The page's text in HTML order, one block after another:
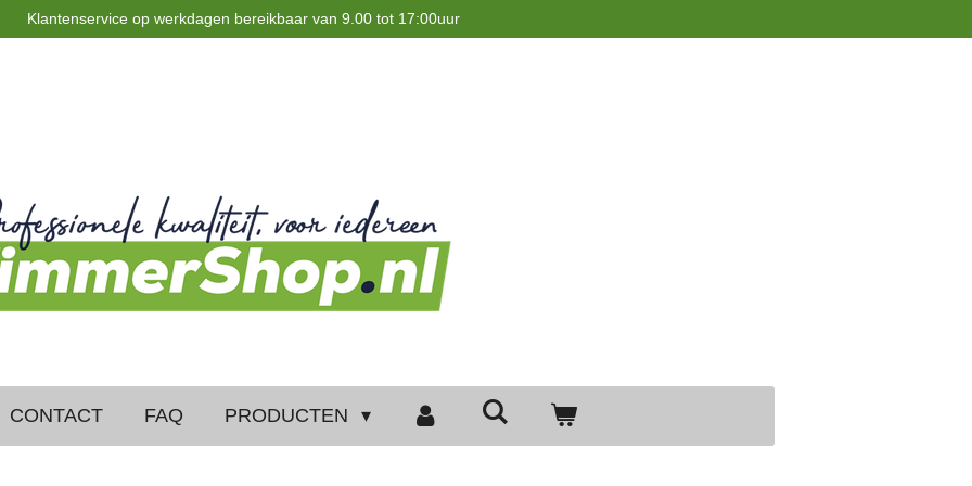
Klantenservice op werkdagen bereikbaar van 9.00 tot 17:00uur
CONTACT FAQ PRODUCTEN